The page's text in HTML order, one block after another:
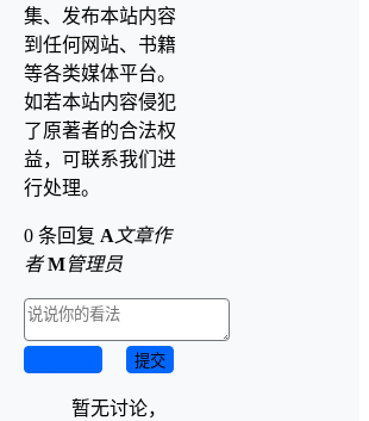
集、发布本站内容
到任何网站、书籍
等各类媒体平台。
如若本站内容侵犯
了原著者的合法权
益，可联系我们进
行处理。
0 条回复 A 文章作
者 M管理员
提交
暂无讨论，